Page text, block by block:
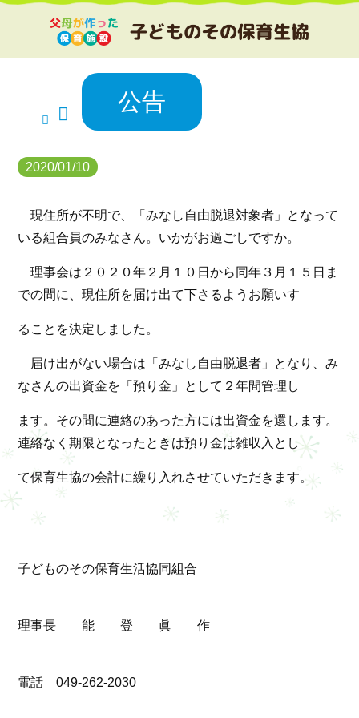
公告
2020/01/10
現住所が不明で、「みなし自由脱退対象者」となって
いる組合員のみなさん。いかがお過ごしですか。
理事会は２０２０年２月１０日から同年３月１５日ま
での間に、現住所を届け出て下さるようお願いす
ることを決定しました。
届け出がない場合は「みなし自由脱退者」となり、み
なさんの出資金を「預り金」として２年間管理し
ます。その間に連絡のあった方には出資金を還します。
連絡なく期限となったときは預り金は雑収入とし
て保育生協の会計に繰り入れさせていただきます。
子どものその保育生活協同組合
理事長 能 登 眞 作
電話 049-262-2030